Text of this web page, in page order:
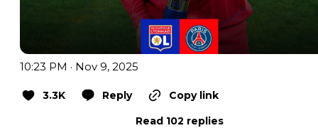
10:23 PM · Nov 9, 2025
3.3K Reply
Copy link
Read 102 replies